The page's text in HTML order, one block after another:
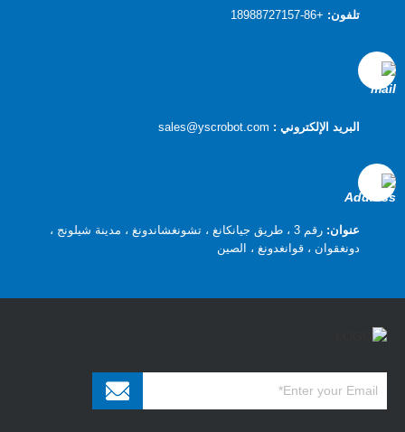
تلفون: +86-18988727157
البريد الإلكتروني : sales@yscrobot.com
عنوان:
رقم 3 ، طريق جيانكانغ ، تشونغشاندونغ ، مدينة شيلونج ،
دونغقوان ، قوانغدونغ ، الصين